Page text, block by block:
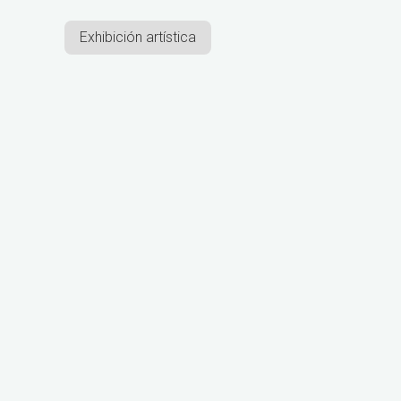
Exhibición artística